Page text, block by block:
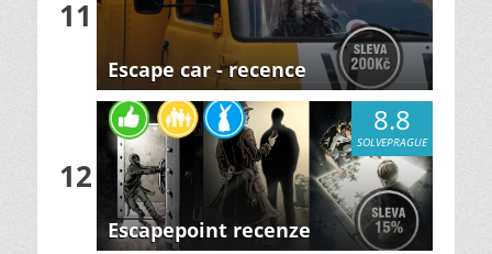
11
Escape car - recence
12
8.8
SOLVEPRAGUE
Escapepoint recenze